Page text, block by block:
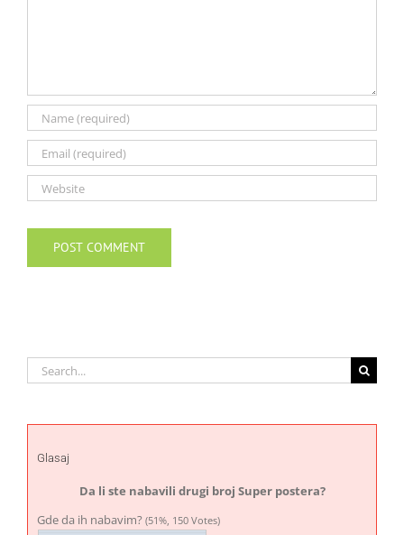
Search
for:
Glasaj
Da li ste nabavili drugi broj Super postera?
Gde da ih nabavim? (51%, 150 Votes)